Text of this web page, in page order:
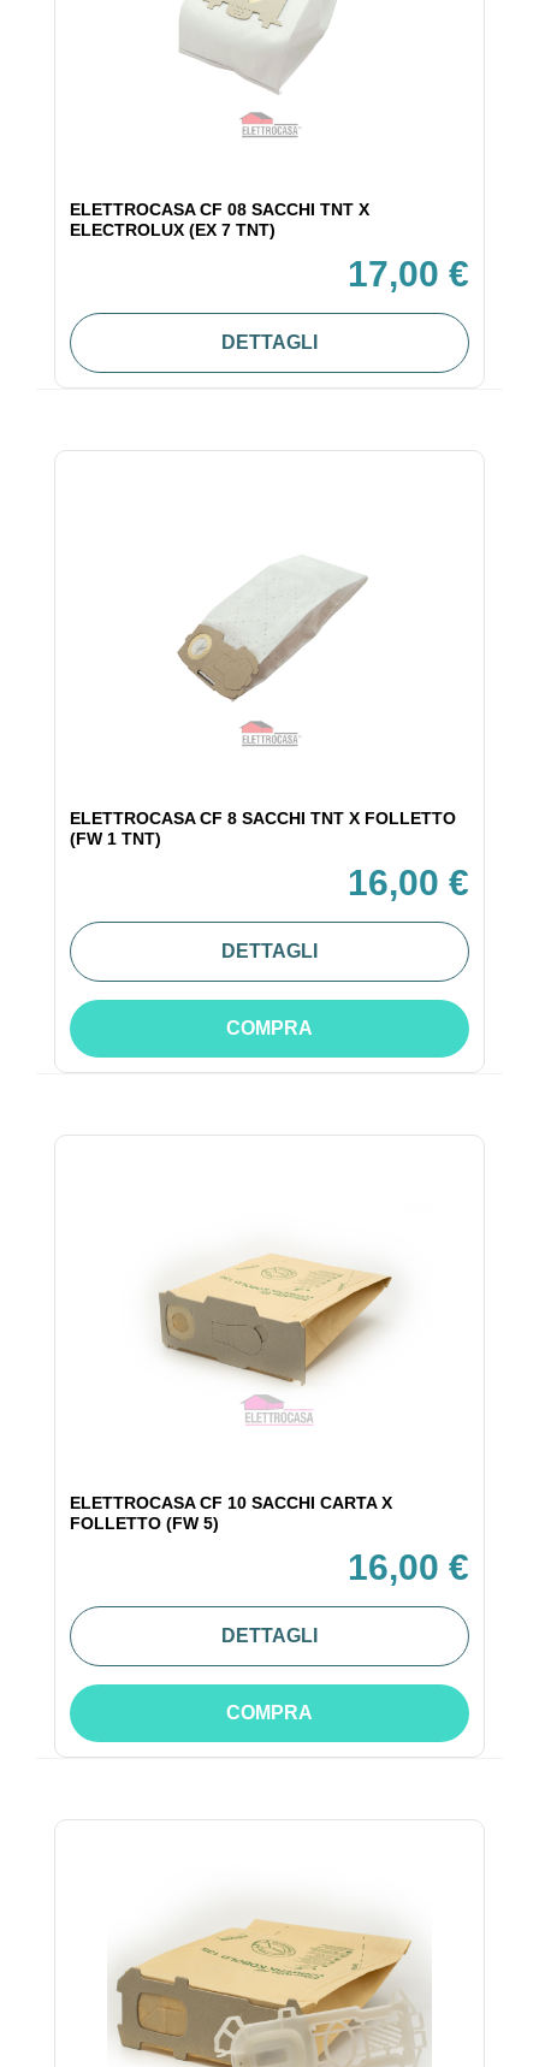
ELETTROCASA CF 08 SACCHI TNT X
ELECTROLUX (EX 7 TNT)
17,00 €
DETTAGLI
ELETTROCASA CF 8 SACCHI TNT X FOLLETTO
(FW 1 TNT)
16,00 €
DETTAGLI
COMPRA
ELETTROCASA CF 10 SACCHI CARTA X
FOLLETTO (FW 5)
16,00 €
DETTAGLI
COMPRA